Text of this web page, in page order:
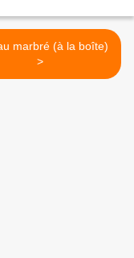
marbré (à la boîte)
>